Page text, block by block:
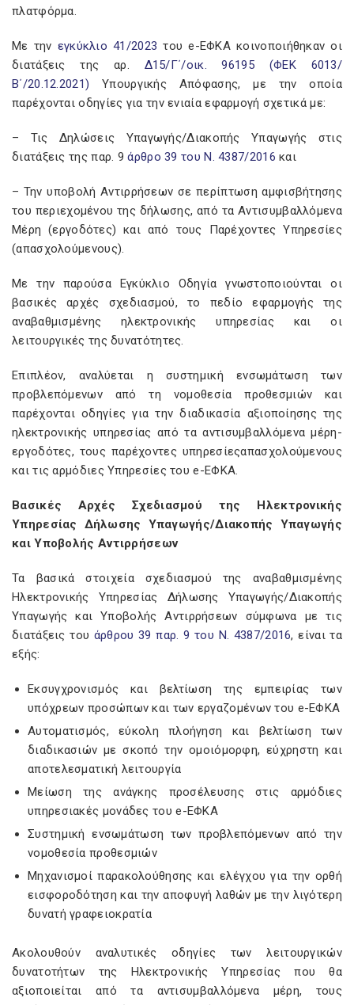
πλατφόρμα.
Με την εγκύκλιο 41/2023του e-ΕΦΚΑ κοινοποιήθηκαν οι
διατάξεις της αρ. Δ15/Γ΄/οικ. 96195 (ΦΕΚ 6013/
Β΄/20.12.2021) Υπουργικής Απόφασης, με την οποία
παρέχονται οδηγίες για την ενιαία εφαρμογή σχετικά με:
– Τις Δηλώσεις Υπαγωγής/Διακοπής Υπαγωγής στις
διατάξεις της παρ. 9 άρθρο 39 του Ν. 4387/2016και
– Την υποβολή Αντιρρήσεων σε περίπτωση αμφισβήτησης
του περιεχομένου της δήλωσης, από τα Αντισυμβαλλόμενα
Μέρη (εργοδότες) και από τους Παρέχοντες Υπηρεσίες
(απασχολούμενους).
Με την παρούσα Εγκύκλιο Οδηγία γνωστοποιούνται οι
βασικές αρχές σχεδιασμού, το πεδίο εφαρμογής της
αναβαθμισμένης ηλεκτρονικής υπηρεσίας και οι
λειτουργικές της δυνατότητες.
Επιπλέον, αναλύεται η συστημική ενσωμάτωση των
προβλεπόμενων από τη νομοθεσία προθεσμιών και
παρέχονται οδηγίες για την διαδικασία αξιοποίησης της
ηλεκτρονικής υπηρεσίας από τα αντισυμβαλλόμενα μέρη-
εργοδότες, τους παρέχοντες υπηρεσίεςαπασχολούμενους
και τις αρμόδιες Υπηρεσίες του e-ΕΦΚΑ.
Βασικές Αρχές Σχεδιασμού της Ηλεκτρονικής
Υπηρεσίας Δήλωσης Υπαγωγής/Διακοπής Υπαγωγής
και Υποβολής Αντιρρήσεων
Τα βασικά στοιχεία σχεδιασμού της αναβαθμισμένης
Ηλεκτρονικής Υπηρεσίας Δήλωσης Υπαγωγής/Διακοπής
Υπαγωγής και Υποβολής Αντιρρήσεων σύμφωνα με τις
διατάξεις του άρθρου 39 παρ. 9 του Ν. 4387/2016, είναι τα
εξής:
Εκσυγχρονισμός και βελτίωση της εμπειρίας των
υπόχρεων προσώπων και των εργαζομένων του e-ΕΦΚΑ
Αυτοματισμός, εύκολη πλοήγηση και βελτίωση των
διαδικασιών με σκοπό την ομοιόμορφη, εύχρηστη και
αποτελεσματική λειτουργία
Μείωση της ανάγκης προσέλευσης στις αρμόδιες
υπηρεσιακές μονάδες του e-ΕΦΚΑ
Συστημική ενσωμάτωση των προβλεπόμενων από την
νομοθεσία προθεσμιών
Μηχανισμοί παρακολούθησης και ελέγχου για την ορθή
εισφοροδότηση και την αποφυγή λαθών με την λιγότερη
δυνατή γραφειοκρατία
Ακολουθούν αναλυτικές οδηγίες των λειτουργικών
δυνατοτήτων της Ηλεκτρονικής Υπηρεσίας που θα
αξιοποιείται από τα αντισυμβαλλόμενα μέρη, τους